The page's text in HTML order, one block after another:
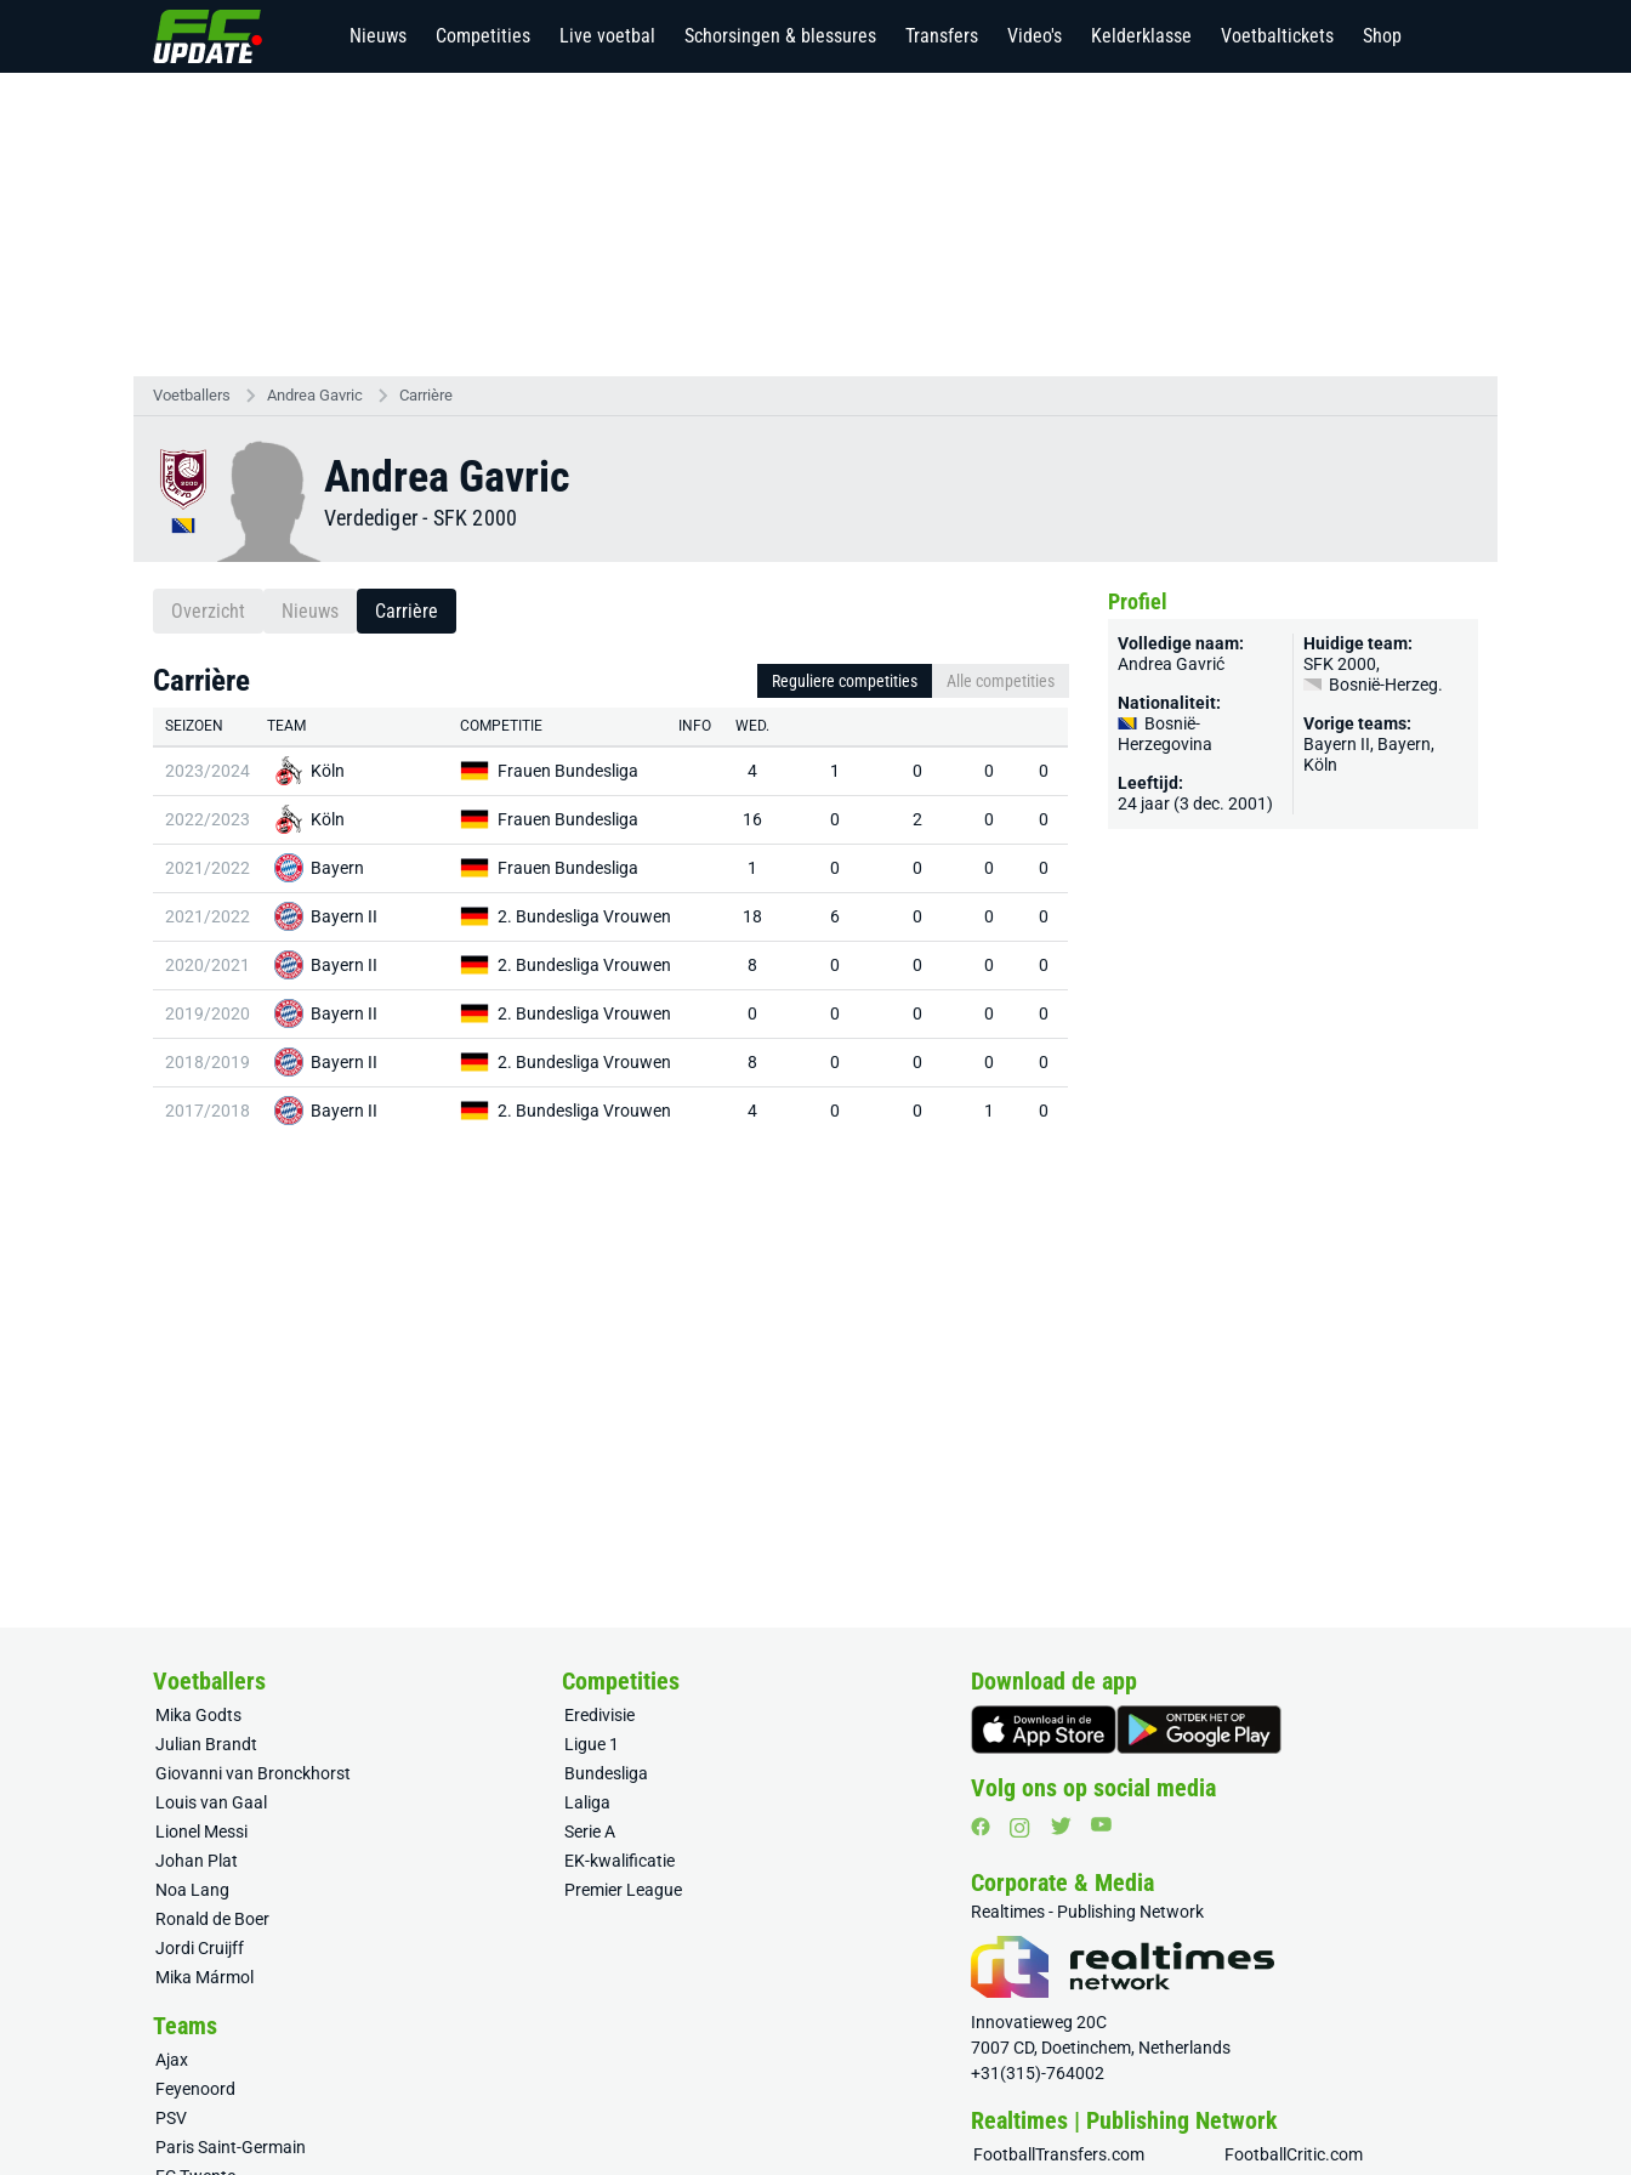
Nieuws Competities Live voetbal Schorsingen & blessures Transfers Video's Kelderklasse Voetbaltickets Shop
Voetballers Andrea Gavric Carrière
Andrea Gavric
Verdediger- SFK 2000
Overzicht Nieuws Carrière
Carrière Reguliere competities Alle competities
SEIZOEN TEAM COMPETITIE INFO WED.
2023/2024 Köln Frauen Bundesliga 4 1 0 0 0
2022/2023 Köln Frauen Bundesliga 16 0 2 0 0
2021/2022 Bayern Frauen Bundesliga 1 0 0 0 0
2021/2022 Bayern II 2. Bundesliga Vrouwen 18 6 0 0 0
2020/2021 Bayern II 2. Bundesliga Vrouwen 8 0 0 0 0
2019/2020 Bayern II 2. Bundesliga Vrouwen 0 0 0 0 0
2018/2019 Bayern II 2. Bundesliga Vrouwen 8 0 0 0 0
2017/2018 Bayern II 2. Bundesliga Vrouwen 4 0 0 1 0
Profiel
Volledige naam:
Andrea Gavrić
Nationaliteit:
Bosnië-
Herzegovina
Leeftijd:
24 jaar (3 dec. 2001)
Huidige team:
SFK 2000,
Bosnië-Herzeg.
Vorige teams:
Bayern II, Bayern,
Köln
Voetballers
Mika Godts
Julian Brandt
Giovanni van Bronckhorst
Louis van Gaal
Lionel Messi
Johan Plat
Noa Lang
Ronald de Boer
Jordi Cruijff
Mika Mármol
Competities
Eredivisie
Ligue 1
Bundesliga
Laliga
Serie A
EK-kwalificatie
Premier League
Teams
Ajax
Feyenoord
PSV
Paris Saint-Germain
Download de app
Volg ons op social media
Corporate & Media
Realtimes - Publishing Network
Innovatieweg 20C
7007 CD, Doetinchem, Netherlands
+31(315)-764002
Realtimes | Publishing Network
FootballTransfers.com
FootballCritic.com